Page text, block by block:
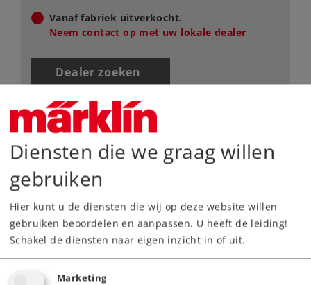
Vanaf fabriek uitverkocht.
Neem contact op met uw lokale dealer
Dealer zoeken
Downloads
Onderdelen bestellen
Highlights
Diensten die we graag willen
gebruiken
Hier kunt u de diensten die wij op deze website willen
gebruiken beoordelen en aanpassen. U heeft de leiding!
Schakel de diensten naar eigen inzicht in of uit.
Marketing